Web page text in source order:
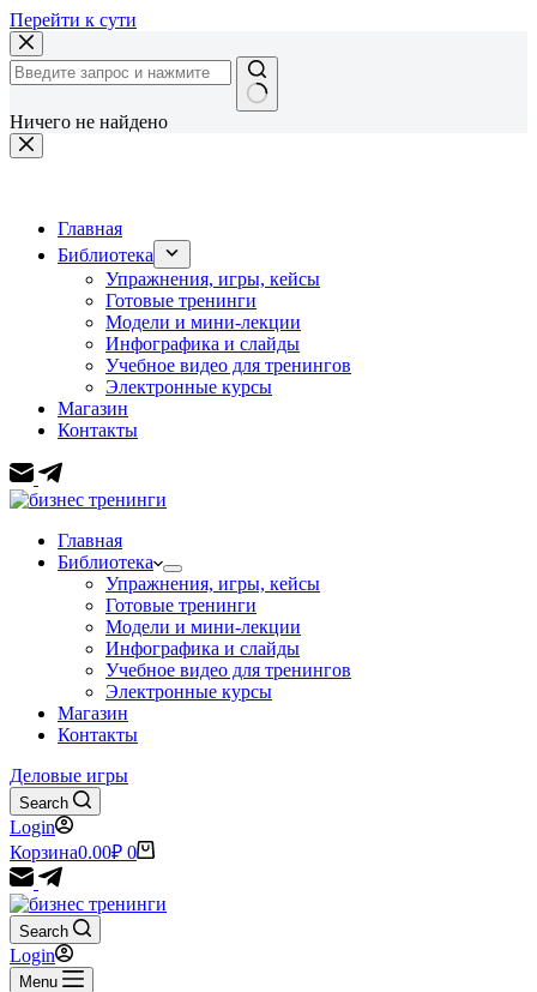
Перейти к сути
Ничего не найдено
Главная
Библиотека
Упражнения, игры, кейсы
Готовые тренинги
Модели и мини-лекции
Инфографика и слайды
Учебное видео для тренингов
Электронные курсы
Магазин
Контакты
Главная
Библиотека
Упражнения, игры, кейсы
Готовые тренинги
Модели и мини-лекции
Инфографика и слайды
Учебное видео для тренингов
Электронные курсы
Магазин
Контакты
Деловые игры
Search
Login
Корзина0.00₽ 0
Search
Login
Menu